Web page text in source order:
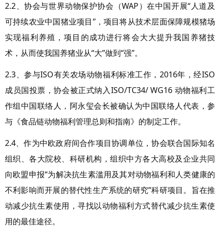
2.2、协会与世界动物保护协会（WAP）在中国开展“人道及
可持续农业中国猪业项目”，项目将从技术层面保障规模猪场
实现福利养殖，项目的成功进行将会大大提升我国养猪技
术，从而使我国养猪业从“大”做到“强”。
2.3、参与ISO有关农场动物福利标准工作，2016年，经ISO
成员国投票，协会被正式纳入ISO/TC34/ WG16 动物福利工
作组中国联络人，阿永玺会长被确认为中国联络人代表，参
与《食品链动物福利管理总则和指南》的制定工作。
2.4、作为中欧政府间合作项目协调单位，协会联合国际知名
组织、各大院校、科研机构，组织中方各大高校及企业共同
向欧盟申报“为解决抗生素滥用及其对动物福利和人类健康的
不利影响而开展的替代性生产系统的研究”科研项目。旨在推
动减少抗生素使用，寻找以动物福利方式替代减少抗生素使
用的最佳途径。